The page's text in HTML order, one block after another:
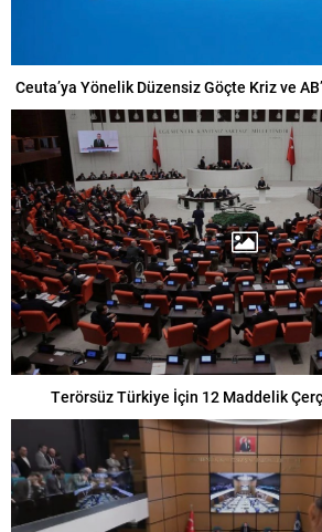
Ceuta’ya Yönelik Düzensiz Göçte Kriz ve
Terörsüz Türkiye İçin 12 Maddelik